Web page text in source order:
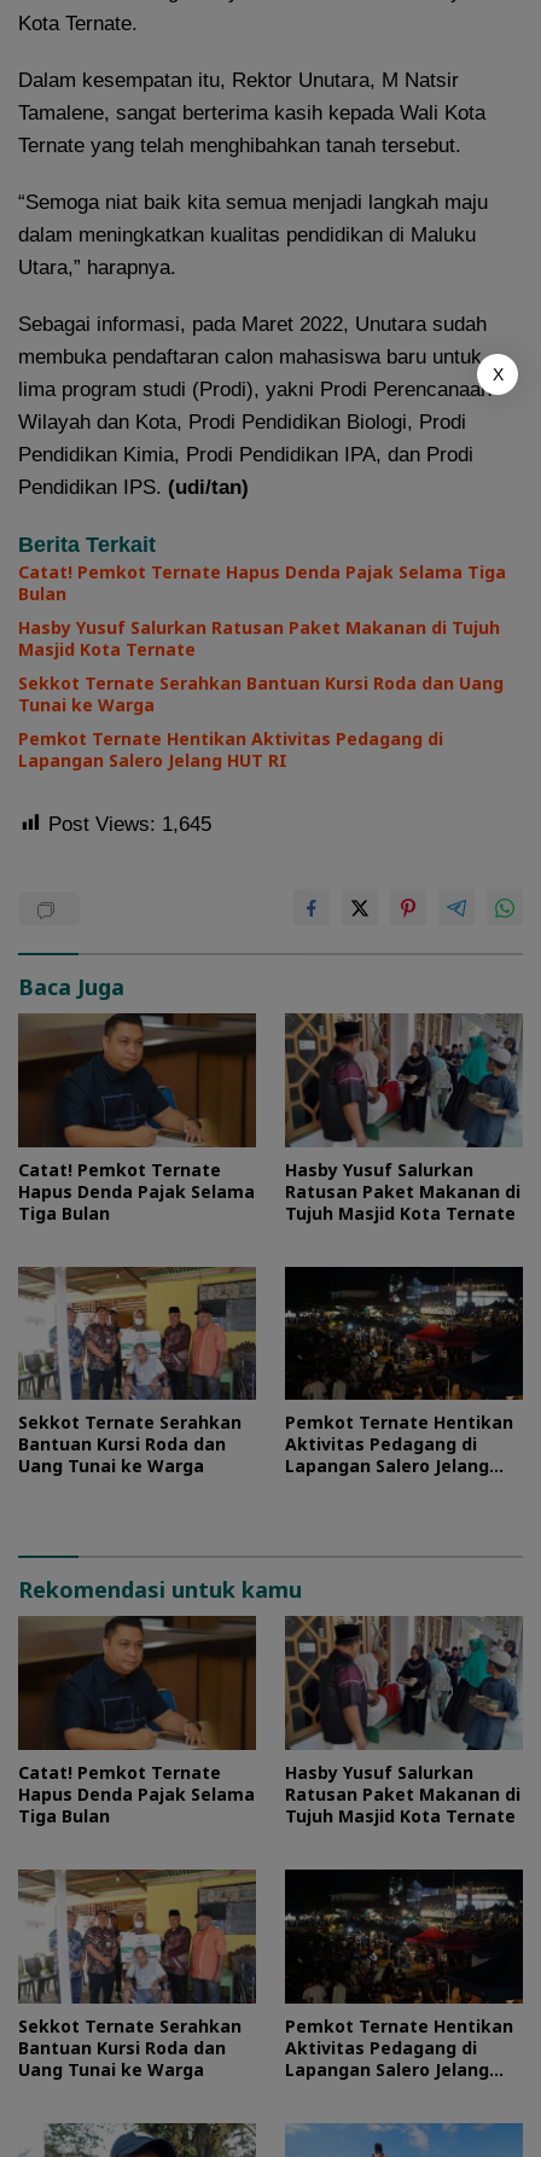
Kota Ternate.
Dalam kesempatan itu, Rektor Unutara, M Natsir
Tamalene, sangat berterima kasih kepada Wali Kota
Ternate yang telah menghibahkan tanah tersebut.
“Semoga niat baik kita semua menjadi langkah maju
dalam meningkatkan kualitas pendidikan di Maluku
Utara,” harapnya.
Sebagai informasi, pada Maret 2022, Unutara sudah
membuka pendaftaran calon mahasiswa baru untuk
lima program studi (Prodi), yakni Prodi Perencanaan
Wilayah dan Kota, Prodi Pendidikan Biologi, Prodi
Pendidikan Kimia, Prodi Pendidikan IPA, dan Prodi
Pendidikan IPS. (udi/tan)
Berita Terkait
Catat! Pemkot Ternate Hapus Denda Pajak Selama Tiga
Bulan
Hasby Yusuf Salurkan Ratusan Paket Makanan di Tujuh
Masjid Kota Ternate
Sekkot Ternate Serahkan Bantuan Kursi Roda dan Uang
Tunai ke Warga
Pemkot Ternate Hentikan Aktivitas Pedagang di
Lapangan Salero Jelang HUT RI
Post Views: 1,645
Baca Juga
Catat! Pemkot Ternate
Hapus Denda Pajak Selama
Tiga Bulan
Hasby Yusuf Salurkan
Ratusan Paket Makanan di
Tujuh Masjid Kota Ternate
Sekkot Ternate Serahkan
Bantuan Kursi Roda dan
Uang Tunai ke Warga
Pemkot Ternate Hentikan
Aktivitas Pedagang di
Lapangan Salero Jelang
Rekomendasi untuk kamu
Catat! Pemkot Ternate
Hapus Denda Pajak Selama
Tiga Bulan
Hasby Yusuf Salurkan
Ratusan Paket Makanan di
Tujuh Masjid Kota Ternate
Sekkot Ternate Serahkan
Bantuan Kursi Roda dan
Uang Tunai ke Warga
Pemkot Ternate Hentikan
Aktivitas Pedagang di
Lapangan Salero Jelang
X